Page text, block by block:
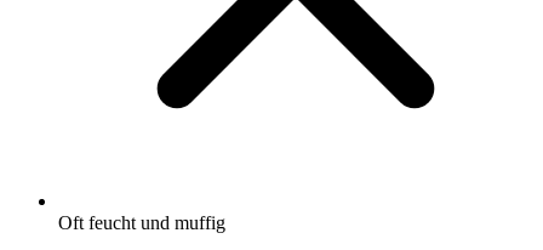
Oft feucht und muffig